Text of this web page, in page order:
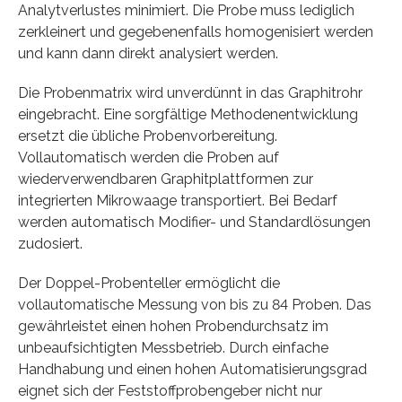
Analytverlustes minimiert. Die Probe muss lediglich
zerkleinert und gegebenenfalls homogenisiert werden
und kann dann direkt analysiert werden.
Die Probenmatrix wird unverdünnt in das Graphitrohr
eingebracht. Eine sorgfältige Methodenentwicklung
ersetzt die übliche Probenvorbereitung.
Vollautomatisch werden die Proben auf
wiederverwendbaren Graphitplattformen zur
integrierten Mikrowaage transportiert. Bei Bedarf
werden automatisch Modifier- und Standardlösungen
zudosiert.
Der Doppel-Probenteller ermöglicht die
vollautomatische Messung von bis zu 84 Proben. Das
gewährleistet einen hohen Probendurchsatz im
unbeaufsichtigten Messbetrieb. Durch einfache
Handhabung und einen hohen Automatisierungsgrad
eignet sich der Feststoffprobengeber nicht nur